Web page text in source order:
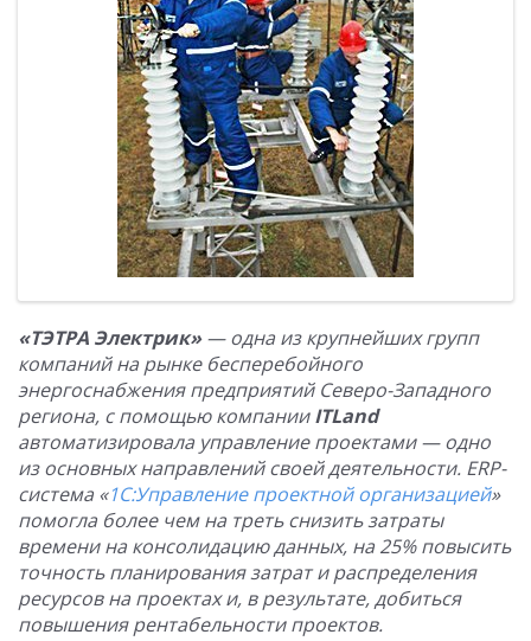
«ТЭТРА Электрик»— одна из крупнейших групп
компаний на рынке бесперебойного
энергоснабжения предприятий Северо-Западного
региона, с помощью компанииITLand
автоматизировала управление проектами — одно
из основных направлений своей деятельности. ERP-
система «1С:Управление проектной организацией»
помогла более чем на треть снизить затраты
времени на консолидацию данных, на 25% повысить
точность планирования затрат и распределения
ресурсов на проектах и, в результате, добиться
повышения рентабельности проектов.